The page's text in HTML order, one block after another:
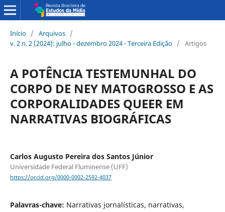
Início / Arquivos /
v. 2 n. 2 (2024): julho - dezembro 2024 - Terceira Edição / Artigos
A POTÊNCIA TESTEMUNHAL DO
CORPO DE NEY MATOGROSSO E AS
CORPORALIDADES QUEER EM
NARRATIVAS BIOGRÁFICAS
Carlos Augusto Pereira dos Santos Júnior
Universidade Federal Fluminense (UFF)
https://orcid.org/0000-0002-2592-4037
Palavras-chave: Narrativas jornalísticas, narrativas,